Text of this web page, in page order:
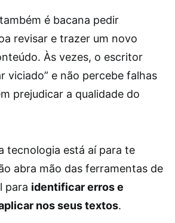
é bacana pedir
revisar e trazer um novo
Às vezes, o escritor
viciado” e não percebe falhas
prejudicar a qualidade do
tecnologia está aí para te
abra mão das ferramentas de
para identificar erros e
nos seus textos.